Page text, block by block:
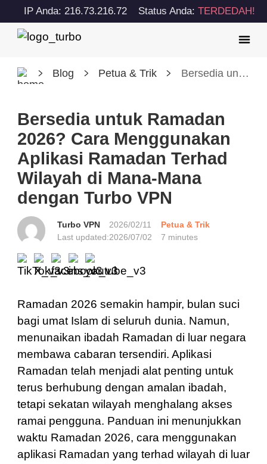
IP Anda: 216.73.216.72 Status Anda: TERDEDAH!
Blog Petua & Trik Bersedia untuk Ramadan 2026? Cara Menggunakan Aplikasi Ramadan Terhad Wilayah di Mana-Mana dengan Turbo VPN
Bersedia untuk Ramadan
2026? Cara Menggunakan
Aplikasi Ramadan Terhad
Wilayah di Mana-Mana
dengan Turbo VPN
Turbo VPN 2026/02/11
Petua & Trik
Last updated:2026/07/02 7 minutes
Ramadan 2026 semakin hampir, bulan suci
bagi umat Islam di seluruh dunia. Namun,
menunaikan ibadah Ramadan di luar negara
membawa cabaran tersendiri. Aplikasi
Ramadan telah menjadi alat penting untuk
terus berhubung dengan amalan ibadah,
tetapi sekatan wilayah menghalang akses
ramai pengguna. Panduan ini menunjukkan
waktu Ramadan 2026, cara menggunakan
aplikasi Ramadan yang terhad wilayah di luar